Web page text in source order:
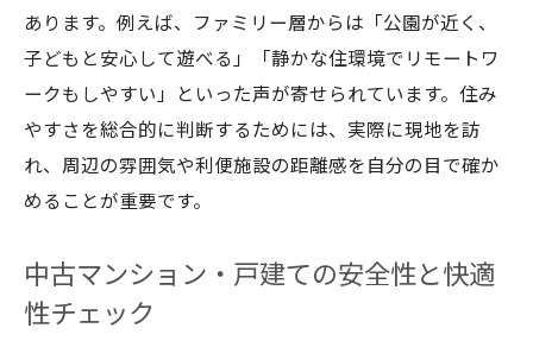
あります。例えば、ファミリー層からは「公園が近く、
子どもと安心して遊べる」「静かな住環境でリモートワ
ークもしやすい」といった声が寄せられています。住み
やすさを総合的に判断するためには、実際に現地を訪
れ、周辺の雰囲気や利便施設の距離感を自分の目で確か
めることが重要です。
中古マンション・戸建ての安全性と快適
性チェック